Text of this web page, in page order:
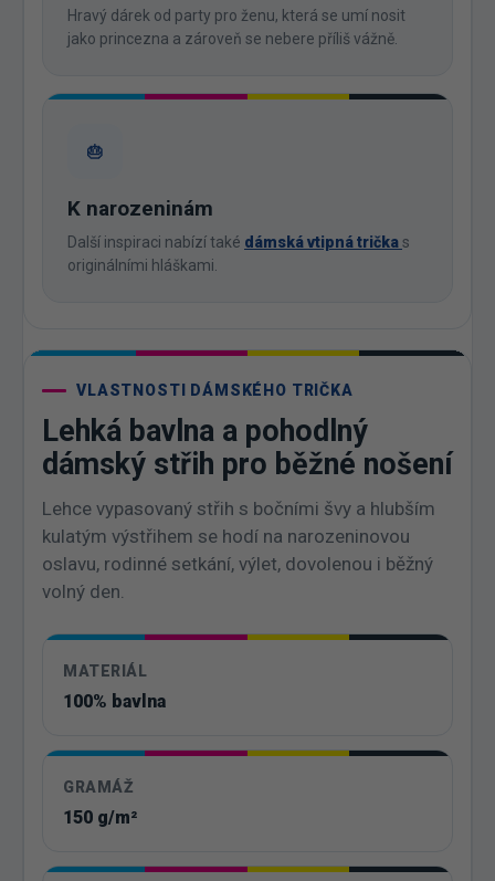
Hravý dárek od party pro ženu, která se umí nosit
jako princezna a zároveň se nebere příliš vážně.
🎂
K narozeninám
Další inspiraci nabízí také dámská vtipná tričkas
originálními hláškami.
VLASTNOSTI DÁMSKÉHO TRIČKA
Lehká bavlna a pohodlný
dámský střih pro běžné nošení
Lehce vypasovaný střih s bočními švy a hlubším
kulatým výstřihem se hodí na narozeninovou
oslavu, rodinné setkání, výlet, dovolenou i běžný
volný den.
MATERIÁL
100% bavlna
GRAMÁŽ
150 g/m²